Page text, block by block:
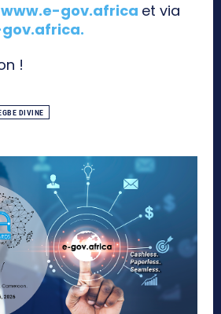
www.e-gov.africa et via
.
!
DIVINE